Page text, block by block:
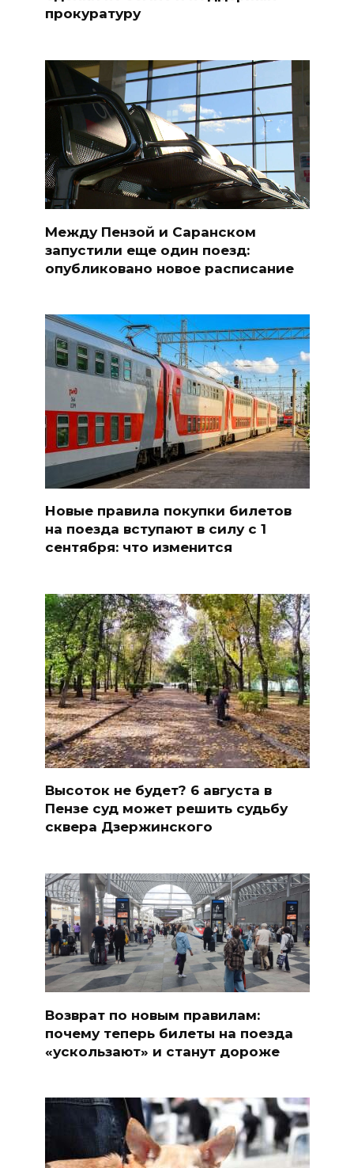
прокуратуру
Между Пензой и Саранском
запустили еще один поезд:
опубликовано новое расписание
Новые правила покупки билетов
на поезда вступают в силу с 1
сентября: что изменится
Высоток не будет? 6 августа в
Пензе суд может решить судьбу
сквера Дзержинского
Возврат по новым правилам:
почему теперь билеты на поезда
«ускользают» и станут дороже